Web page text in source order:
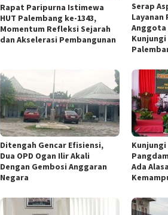
Rapat Paripurna Istimewa
HUT Palembang ke-1343,
Momentum Refleksi Sejarah
dan Akselerasi Pembangunan
Serap
Layanan
Anggota
Kunjungi
Ditengah Gencar Efisiensi,
Dua OPD Ogan Ilir Akali
Dengan Gembosi Anggaran
Negara
Ada